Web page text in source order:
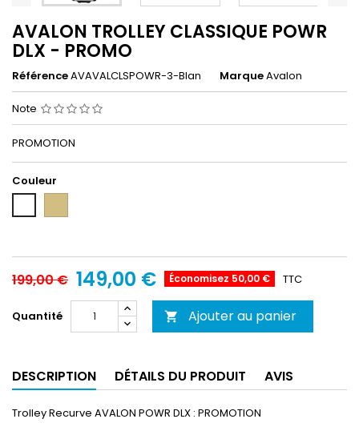
AVALON TROLLEY CLASSIQUE POWR
DLX - PROMO
RéférenceAVAVALCLSPOWR-3-Blan MarqueAvalon
Note
PROMOTION
Couleur
199,00 € 149,00 € Économisez 50,00 € TTC
Quantité  Ajouter au panier
DESCRIPTION DÉTAILS DU PRODUIT AVIS
Trolley Recurve AVALON POWR DLX : PROMOTION